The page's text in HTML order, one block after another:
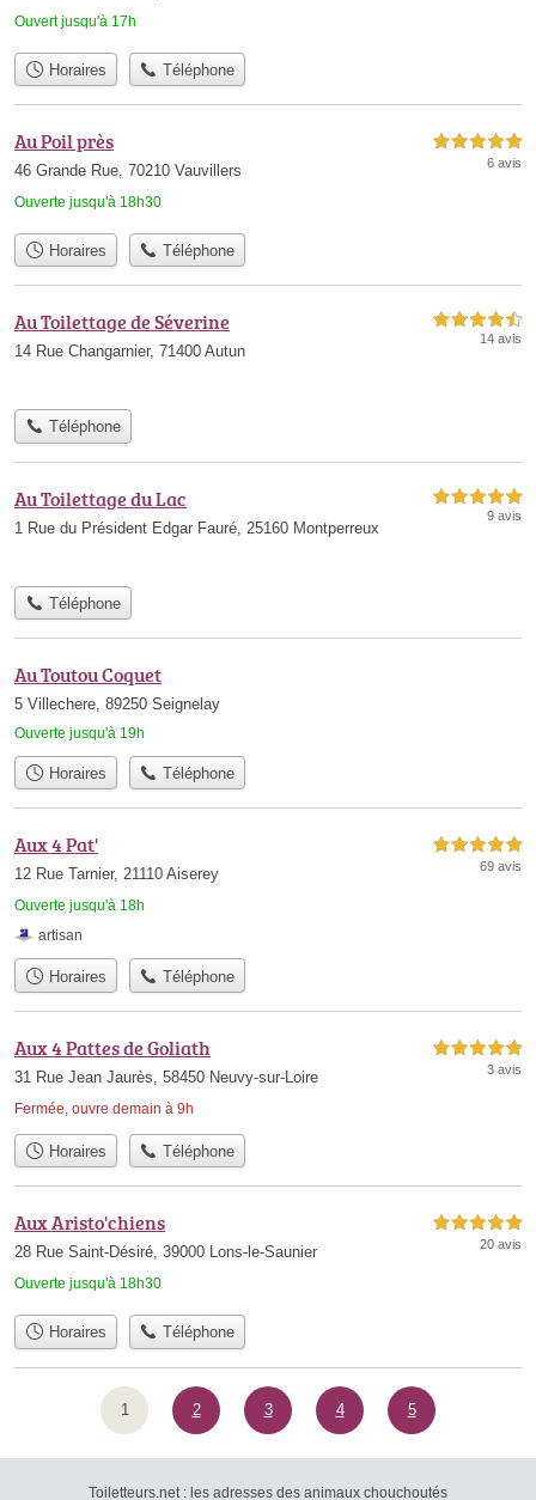
Ouvert jusqu'à 17h
Horaires Téléphone
Au Poil près
46 Grande Rue, 70210 Vauvillers
Ouverte jusqu'à 18h30
5,0 étoiles sur 5
6 avis
Horaires Téléphone
Au Toilettage de Séverine
14 Rue Changarnier, 71400 Autun
4,5 étoiles sur 5
14 avis
Téléphone
Au Toilettage du Lac
1 Rue du Président Edgar Fauré, 25160 Montperreux
5,0 étoiles sur 5
9 avis
Téléphone
Au Toutou Coquet
5 Villechere, 89250 Seignelay
Ouverte jusqu'à 19h
Horaires Téléphone
Aux 4 Pat'
12 Rue Tarnier, 21110 Aiserey
Ouverte jusqu'à 18h
5,0 étoiles sur 5
69 avis
artisan
Horaires Téléphone
Aux 4 Pattes de Goliath
31 Rue Jean Jaurès, 58450 Neuvy-sur-Loire
Fermée, ouvre demain à 9h
5,0 étoiles sur 5
3 avis
Horaires Téléphone
Aux Aristo'chiens
28 Rue Saint-Désiré, 39000 Lons-le-Saunier
Ouverte jusqu'à 18h30
5,0 étoiles sur 5
20 avis
Horaires Téléphone
1 2 3 4 5
Toiletteurs.net : les adresses des animaux chouchoutés